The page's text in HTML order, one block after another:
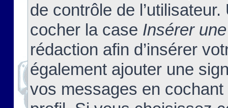
de contrôle de
cocher la case Insérer
rédaction afin d’insérer
également ajouter une
vos messages en